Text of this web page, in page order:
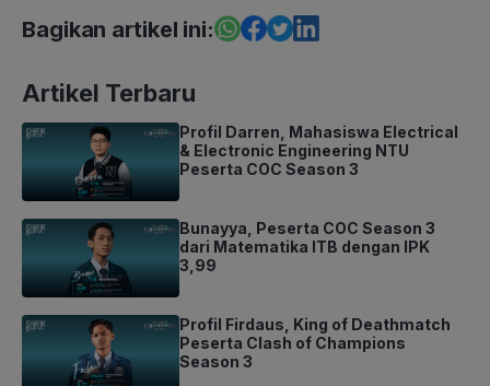
Bagikan artikel ini:
Artikel Terbaru
Profil Darren, Mahasiswa Electrical
& Electronic Engineering NTU
Peserta COC Season 3
Bunayya, Peserta COC Season 3
dari Matematika ITB dengan IPK
3,99
Profil Firdaus, King of Deathmatch
Peserta Clash of Champions
Season 3